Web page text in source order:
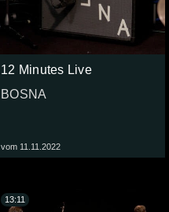
12 Minutes Live
BOSNA
vom 11.11.2022
13:11